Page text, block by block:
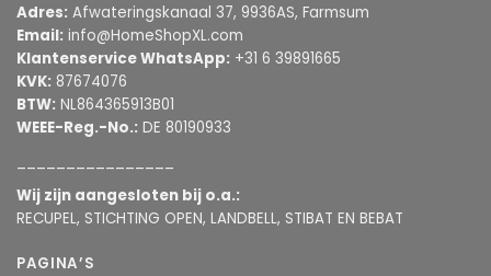
Adres: Afwateringskanaal 37, 9936AS, Farmsum
Email: info@HomeShopXL.com
Klantenservice WhatsApp: +31 6 39891665
KVK: 87674076
BTW: NL864365913B01
WEEE-Reg.-No.: DE 80190933
Wij zijn aangesloten bij o.a.:
RECUPEL, STICHTING OPEN, LANDBELL, STIBAT EN BEBAT
PAGINA’S